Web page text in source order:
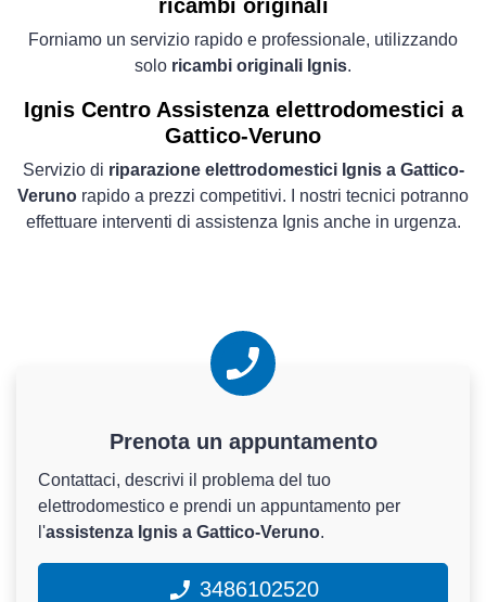
ricambi originali
Forniamo un servizio rapido e professionale, utilizzando
solo ricambi originali Ignis.
Ignis Centro Assistenza elettrodomestici a
Gattico-Veruno
Servizio di riparazione elettrodomestici Ignis a Gattico-
Veruno rapido a prezzi competitivi. I nostri tecnici potranno
effettuare interventi di assistenza Ignis anche in urgenza.
Prenota un appuntamento
Contattaci, descrivi il problema del tuo
elettrodomestico e prendi un appuntamento per
l'assistenza Ignis a Gattico-Veruno.
3486102520